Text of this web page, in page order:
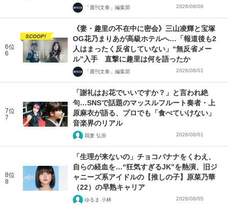
「週刊文春」編集部 2026/08/06
6位
6
SCOOP!
《妻・趣里の不在中に密会》三山凌輝と宝塚
OG花乃まりあが高級ホテルへ…「報道後も2
人はまったく反省していない」“無反省メー
ル”入手 直撃に趣里は何を語ったか
「週刊文春」編集部 2026/08/01
7位
7
「謝礼はお花でいいですか？」と言われ絶
句…SNSで話題のマッスルフルート奏者・上
原麻衣が語る、プロでも「食べていけない」
音楽界のリアル
我妻 弘崇 2026/08/01
8位
8
「生理が来ないの」チョコバナナをくわえ、
自らの経血を…“狂気すぎるJK”を熱演、旧ジ
ャニーズ系アイドルの【推しの子】原菜乃華
（22）の早熟キャリア
ゆるま 小林 2026/08/05